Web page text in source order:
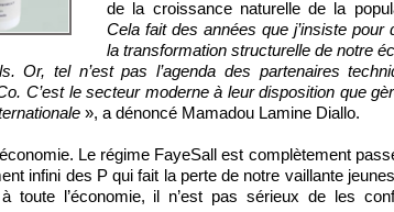
de la croissance naturelle de la
Cela fait des années que j’insiste pour
la transformation structurelle de notre
Or, tel n’est pas l’agenda des partenaires
C’est le secteur moderne à leur disposition que
», a dénoncé Mamadou Lamine Diallo.
Le régime FayeSall est complètement
infini des P qui fait la perte de notre vaillante
toute l’économie, il n’est pas sérieux de les